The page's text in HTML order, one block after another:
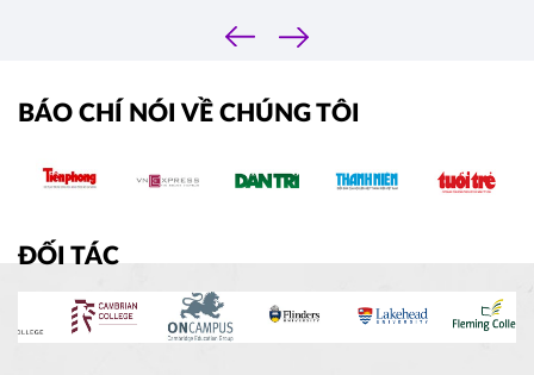
‹
›
BÁO CHÍ NÓI VỀ CHÚNG TÔI
ĐỐI TÁC